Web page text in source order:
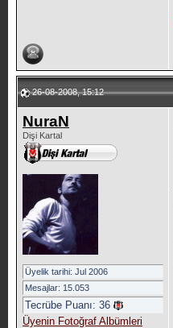
26-08-2008, 15:12
NuraN
Dişi Kartal
Üyelik tarihi: Jul 2006
Mesajlar: 15.053
Tecrübe Puanı: 36
Üyenin Fotoğraf Albümleri